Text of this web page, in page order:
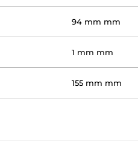
94 mm mm
1 mm mm
155 mm mm